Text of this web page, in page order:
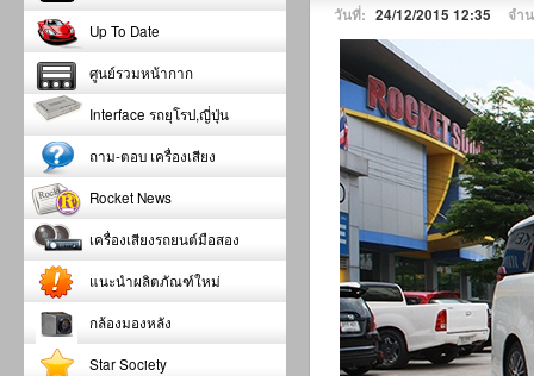
วันที่: 24/12/2015 12:35 จำ
Up To Date
ศูนย์รวมหน้ากาก
Interface รถยุโรป,ญี่ปุ่น
ถาม-ตอบ เครื่องเสียง
Rocket News
เครื่องเสียงรถยนต์มือสอง
แนะนำผลิตภัณฑ์ใหม่
กล้องมองหลัง
Star Society